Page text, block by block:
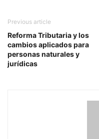
Previous article
Reforma Tributaria y los
cambios aplicados para
personas naturales y
jurídicas